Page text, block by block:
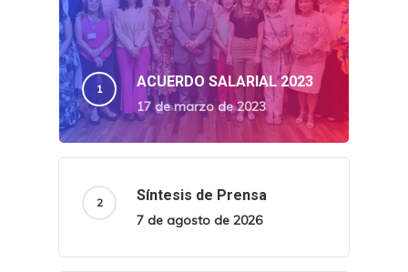
ACUERDO SALARIAL 2023
17 de marzo de 2023
Síntesis de Prensa
7 de agosto de 2026